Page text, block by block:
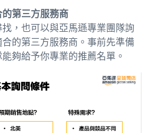
第三方服務商
，也可以與亞馬遜專業團隊詢
的第三方服務商。事前先準備
夠給予你專業的推薦名單。